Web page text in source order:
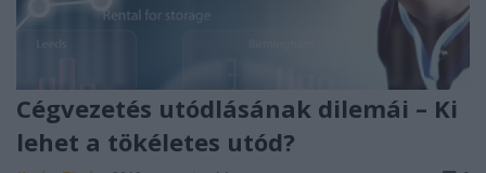
Cégvezetés utódlásának dilemái – Ki
lehet a tökéletes utód?